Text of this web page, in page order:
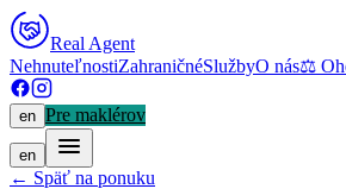
Real Agent
NehnuteľnostiZahraničnéSlužbyO nás⚖
en Pre maklérov
en
← Späť na ponuku